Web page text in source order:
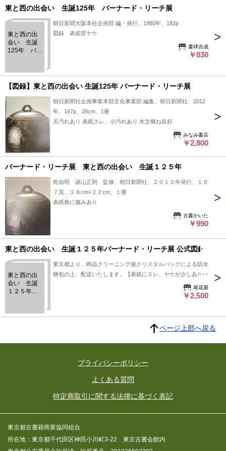
東と西の出会い 生誕125年 バーナード・リーチ展
東と西の出
会い 生誕
125年 バー
朝日新聞大阪本社企画部 編・発行、1980年、192p
図録 表紙背ヤケ
書肆吉成
￥830
【図録】東と西の出会い 生誕125年 バーナード・リーチ展
朝日新聞社企画事業本部文化事業部 編集、朝日新聞社、2012
年、167p、28cm、1冊
天汚れあり 表紙スレ、小汚れあり 本文概ね良好
みなみ書店
￥2,800
バーナード・リーチ展 東と西の出会い 生誕１２５年
乾由明 諸山正則 監修、朝日新聞社、２０１２年発行、１６
７頁、２８cm×２２cm、１冊
表紙角に傷みあり
古書かいた
￥990
東と西の出会い 生誕１２５年バーナード・リーチ展 公式図録
東と西の出
会い 生誕
１２５年バ
式図録
東京都より、商品クリーニング後クリスタルパックによる防水
梱包の上、配送いたします。【表紙にスレ、ヤケが少しありま
尾花屋
￥2,500
ページ上部へ戻る
プライバシーポリシー
よくある質問
特定商取引に関する法律に基づく表記
東京都古書籍商業協同組合
所在地：東京都千代田区神田小川町3-22 東京古書会館内